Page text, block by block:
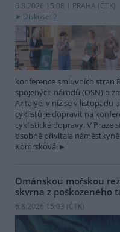
6.8.2026 15:08 | PRAHA (ČTK)
Diskuse: 2
konference smluvních stran
spojených národů (OSN) o
Antalye, v níž se v listopadu
cyklistů je dopravit na
cyklistické dopravy. V Praze
osobně přivítala
Komrsková.
Ománskou mořskou
skvrna z poškozeného
6.8.2026 15:03 (ČTK)